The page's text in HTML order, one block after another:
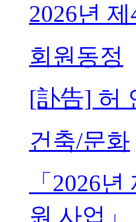
2026년
회원동정
[訃告] 허
건축/문화
「2026
원 사업」